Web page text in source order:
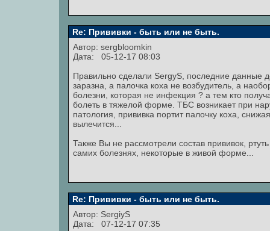
Re: Прививки - быть или не быть.
Автор: sergbloomkin
Дата: 05-12-17 08:03
Правильно сделали SergyS, последние данные
заразна, а палочка коха не возбудитель, а
болезни, которая не инфекция ? а тем кто
болеть в тяжелой форме. ТБС возникает при
патология, прививка портит палочку коха,
вылечится...
Также Вы не рассмотрели состав прививок,
самих болезнях, некоторые в живой форме...
Re: Прививки - быть или не быть.
Автор: SergiyS
Дата: 07-12-17 07:35